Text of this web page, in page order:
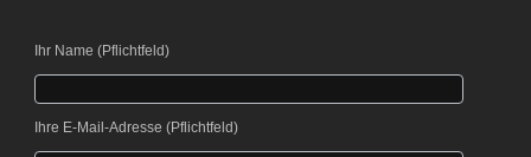
Bitte lasse dieses Feld leer.
Ihr Name (Pflichtfeld)
Bitte lasse dieses Feld leer.
Ihre E-Mail-Adresse (Pflichtfeld)